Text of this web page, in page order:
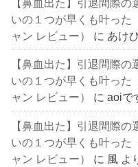
【鼻血出た】引退間際
いの１つが早くも叶った
ャン レビュー）
に あけ
【鼻血出た】引退間際
いの１つが早くも叶った
ャン レビュー）
にaoiで
【鼻血出た】引退間際
いの１つが早くも叶った
ャン レビュー）
に 風 よ